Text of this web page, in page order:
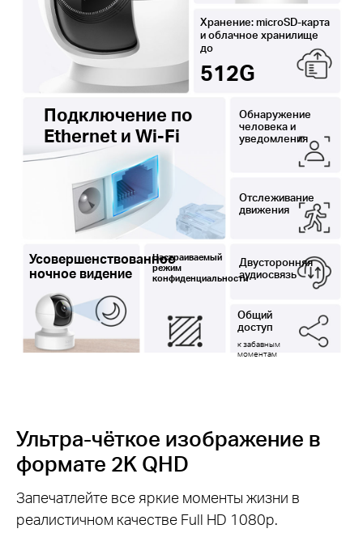
Хранение: microSD-карта
и облачное хранилище
до
512G
Подключение по
Ethernet и Wi-Fi
Усовершенствованное
ночное видение
Настраиваемый
режим
конфиденциальности
Обнаружение
человека и
уведомления
Отслеживание
движения
Двусторонняя
аудиосвязь
Общий
доступ
к забавным
моментам
Ультра-чёткое изображение в
формате 2K QHD
Запечатлейте все яркие моменты жизни в
реалистичном качестве Full HD 1080p.